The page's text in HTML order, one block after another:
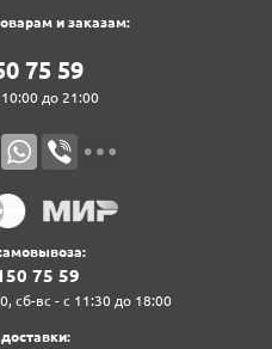
и заказам:
7‍5‍ 5‍9‍
до 21:00
7‍5‍ 5‍9‍
сб-вс - с 11:30 до 18:00